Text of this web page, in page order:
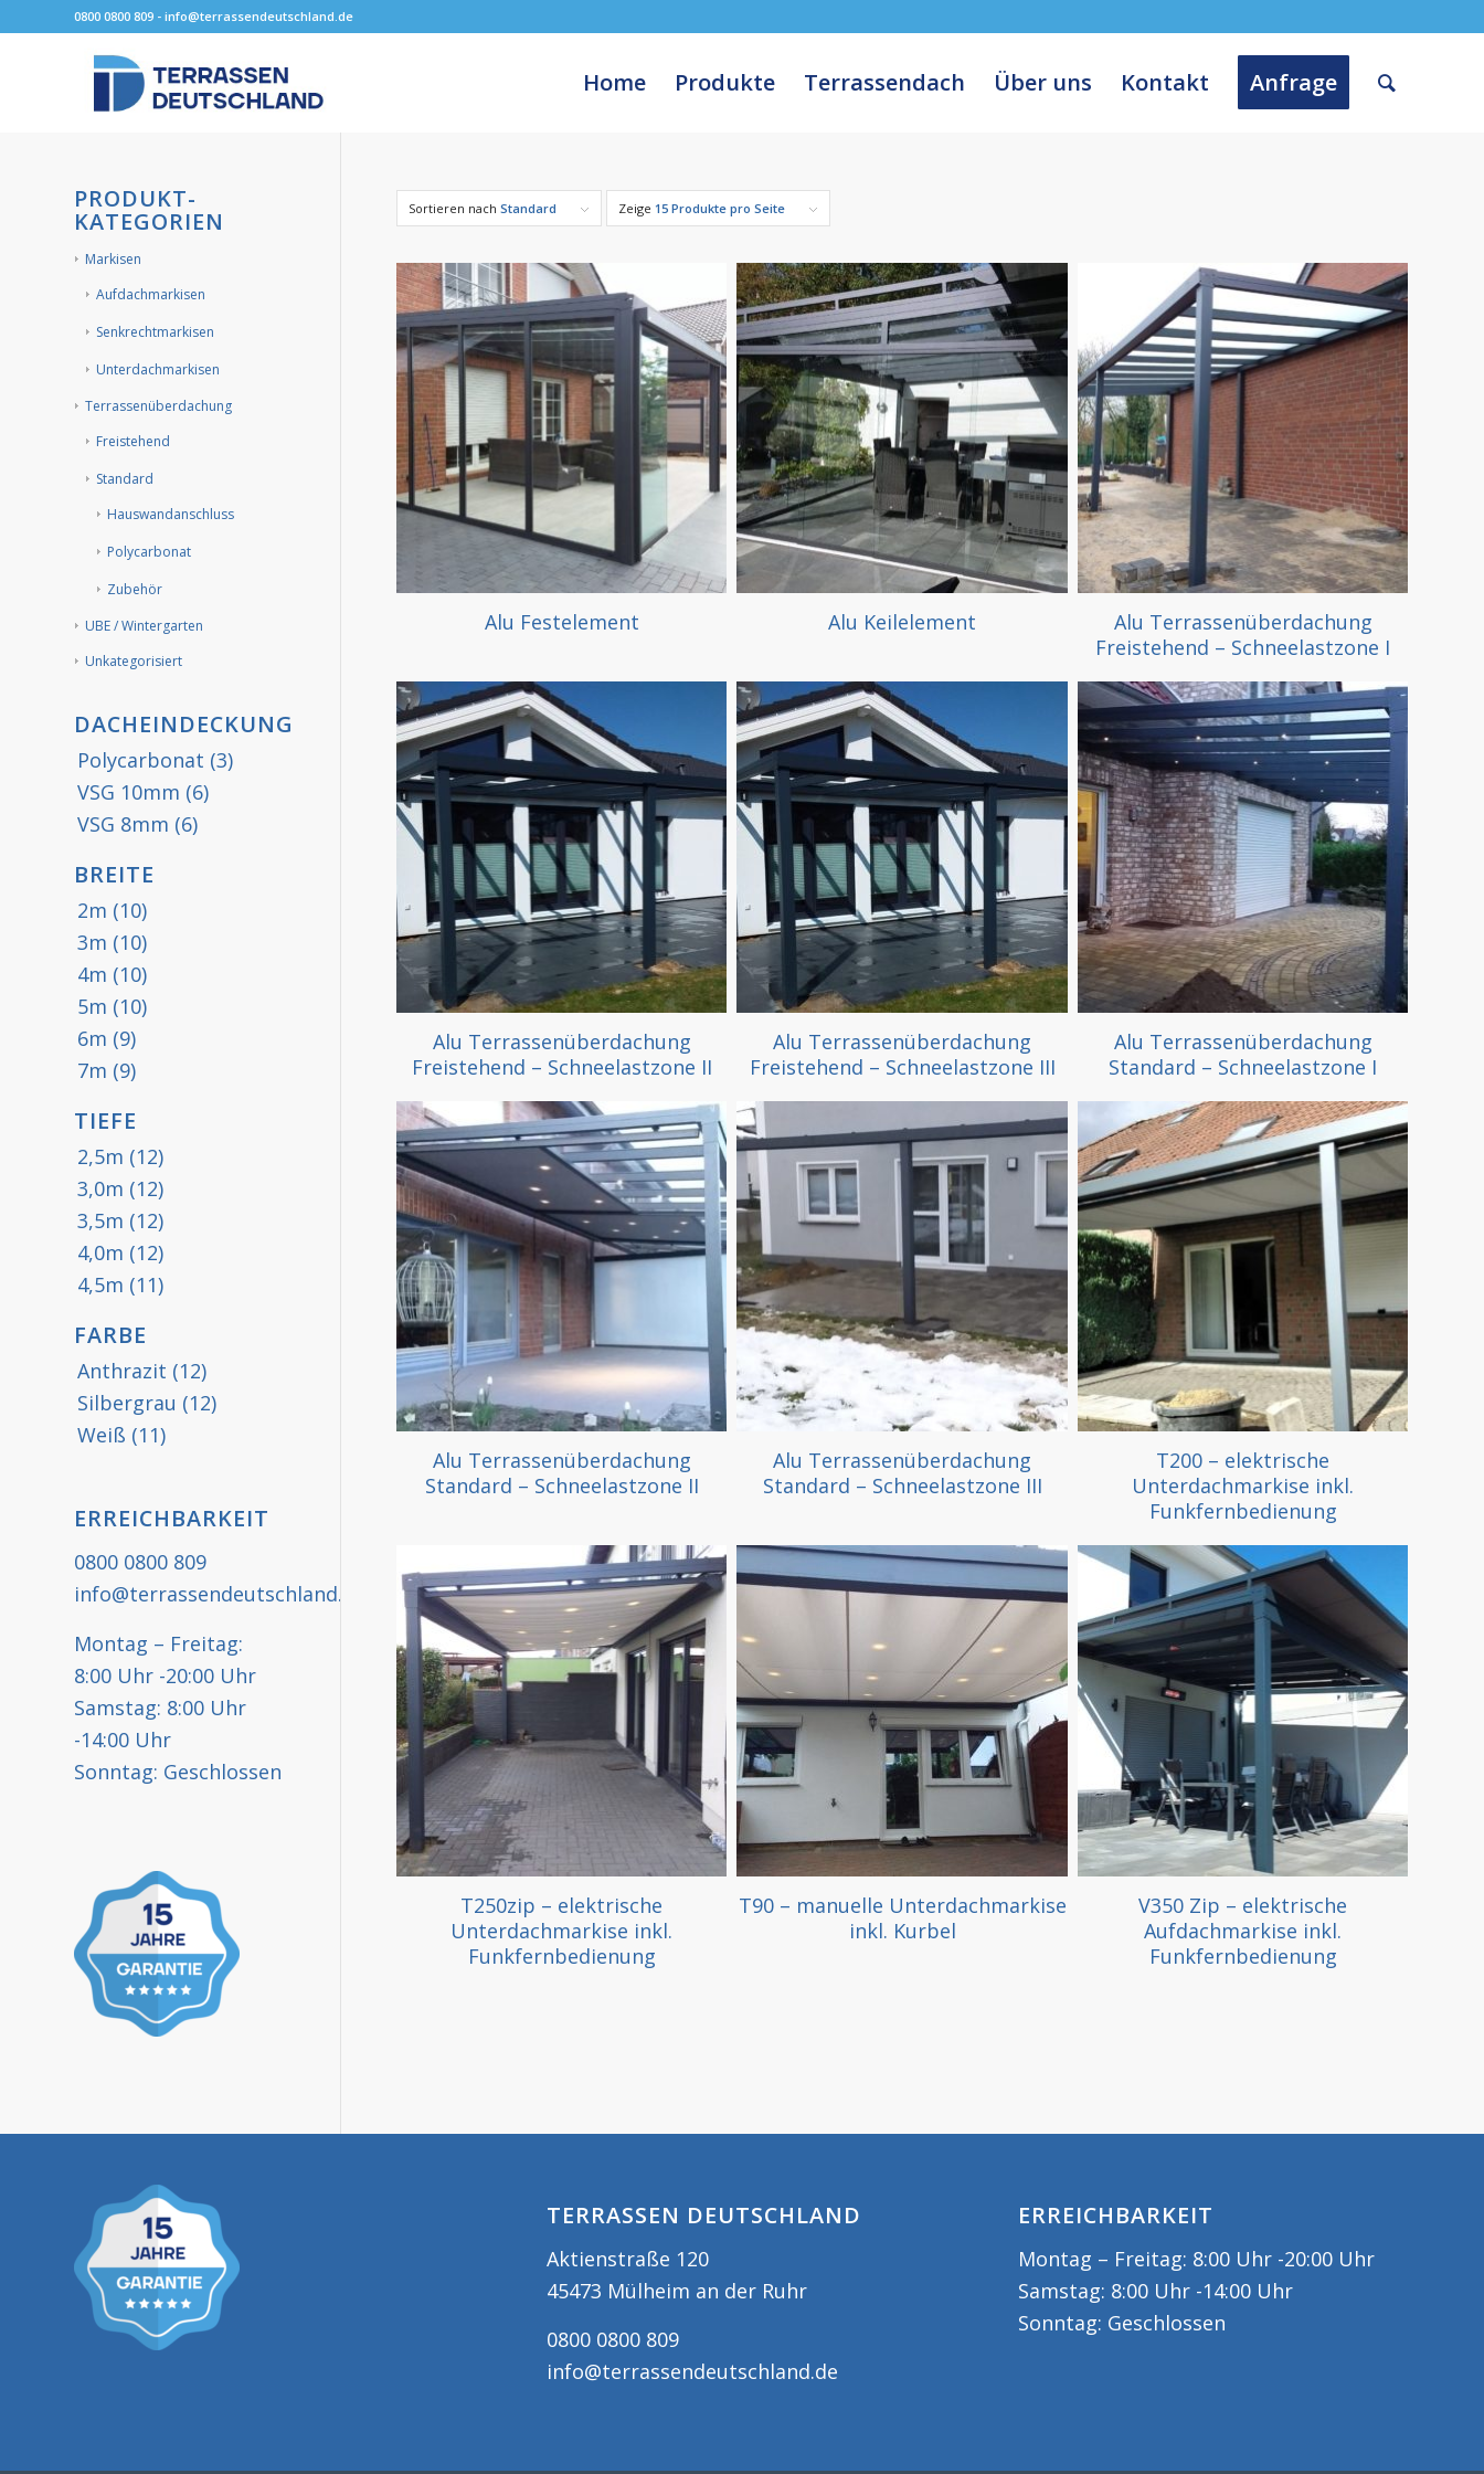
0800 0800 809 - info@terrassendeutschland.de
Home Produkte Terrassendach Über uns Kontakt Anfrage
Sortieren nach Standard Zeige 15 Produkte pro Seite
Alu Festelement Alu Keilelement
Alu Terrassenüberdachung
Freistehend – Schneelastzone I
Alu Terrassenüberdachung
Freistehend – Schneelastzone II
Alu Terrassenüberdachung
Freistehend – Schneelastzone III
Alu Terrassenüberdachung
Standard – Schneelastzone I
Alu Terrassenüberdachung
Standard – Schneelastzone II
Alu Terrassenüberdachung
Standard – Schneelastzone III
T200 – elektrische
Unterdachmarkise inkl.
Funkfernbedienung
T250zip – elektrische
Unterdachmarkise inkl.
Funkfernbedienung
T90 – manuelle Unterdachmarkise
inkl. Kurbel
V350 Zip – elektrische
Aufdachmarkise inkl.
Funkfernbedienung
PRODUKT-
KATEGORIEN
Markisen
Aufdachmarkisen
Senkrechtmarkisen
Unterdachmarkisen
Terrassenüberdachung
Freistehend
Standard
Hauswandanschluss
Polycarbonat
Zubehör
UBE / Wintergarten
Unkategorisiert
DACHEINDECKUNG
Polycarbonat (3)
VSG 10mm (6)
VSG 8mm (6)
BREITE
2m (10)
3m (10)
4m (10)
5m (10)
6m (9)
7m (9)
TIEFE
2,5m (12)
3,0m (12)
3,5m (12)
4,0m (12)
4,5m (11)
FARBE
Anthrazit (12)
Silbergrau (12)
Weiß (11)
ERREICHBARKEIT
0800 0800 809
info@terrassendeutschland.de
Montag – Freitag:
8:00 Uhr -20:00 Uhr
Samstag: 8:00 Uhr
-14:00 Uhr
Sonntag: Geschlossen
TERRASSEN DEUTSCHLAND
Aktienstraße 120
45473 Mülheim an der Ruhr
0800 0800 809
info@terrassendeutschland.de
ERREICHBARKEIT
Montag – Freitag: 8:00 Uhr -20:00 Uhr
Samstag: 8:00 Uhr -14:00 Uhr
Sonntag: Geschlossen